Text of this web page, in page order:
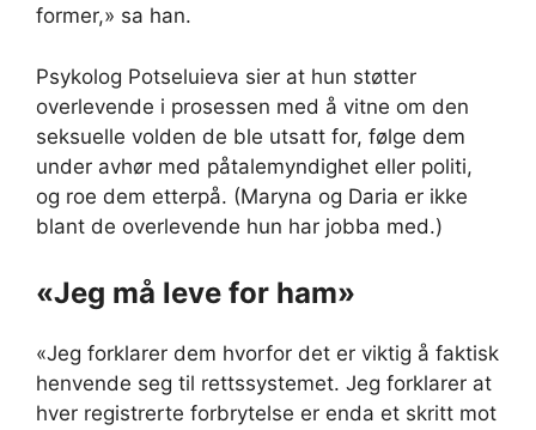
former,» sa han.
Psykolog Potseluieva sier at hun støtter
overlevende i prosessen med å vitne om den
seksuelle volden de ble utsatt for, følge dem
under avhør med påtalemyndighet eller politi,
og roe dem etterpå. (Maryna og Daria er ikke
blant de overlevende hun har jobba med.)
«Jeg må leve for ham»
«Jeg forklarer dem hvorfor det er viktig å faktisk
henvende seg til rettssystemet. Jeg forklarer at
hver registrerte forbrytelse er enda et skritt mot